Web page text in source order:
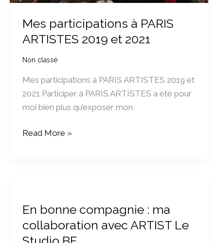
Mes participations à PARIS
ARTISTES 2019 et 2021
Non classé
Mes participations à PARIS ARTISTES 2019 et
2021 Participer à PARIS ARTISTES a été pour
moi bien plus qu’exposer mon
Read More »
En bonne compagnie : ma
collaboration avec ARTIST Le
compagnie
:
ma